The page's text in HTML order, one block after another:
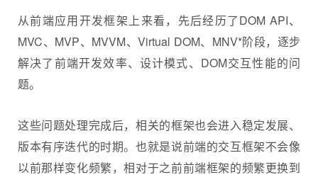
从前端应用开发框架上来看，先后经历了DOM API、
MVC、MVP、MVVM、Virtual DOM、MNV*阶段，逐步
解决了前端开发效率、设计模式、DOM交互性能的问
题。
这些问题处理完成后，相关的框架也会进入稳定发展、
版本有序迭代的时期。也就是说前端的交互框架不会像
以前那样变化频繁，相对于之前前端框架的频繁更换到